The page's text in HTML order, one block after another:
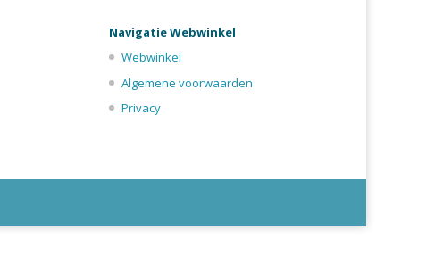
Navigatie Webwinkel
Webwinkel
Algemene voorwaarden
Privacy